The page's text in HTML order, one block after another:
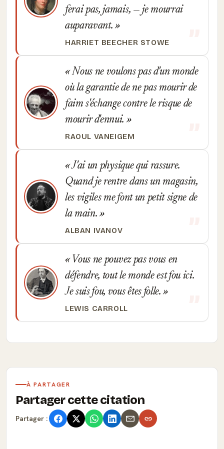
ferai pas, jamais, — je mourrai
auparavant.
HARRIET BEECHER STOWE
Nous ne voulons pas d'un monde
où la garantie de ne pas mourir de
faim s'échange contre le risque de
mourir d'ennui.
RAOUL VANEIGEM
J'ai un physique qui rassure.
Quand je rentre dans un magasin,
les vigiles me font un petit signe de
la main.
ALBAN IVANOV
Vous ne pouvez pas vous en
défendre, tout le monde est fou ici.
Je suis fou, vous êtes folle.
LEWIS CARROLL
À PARTAGER
Partager cette citation
Partager :